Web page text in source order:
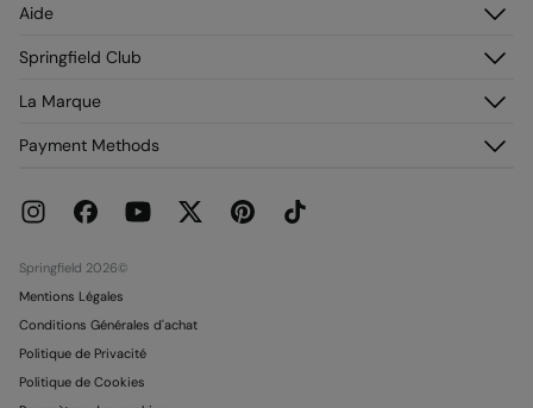
Mes adresses
Aide
Foire aux questions
Livraison
Promotions en cours
Carte Cadeau
Springfield Club
Adhérez !
La Marque
Franchises
Emploi
Payment Methods
Springfield 2026©
Mentions Légales
Conditions Générales d'achat
Politique de Privacité
Politique de Cookies